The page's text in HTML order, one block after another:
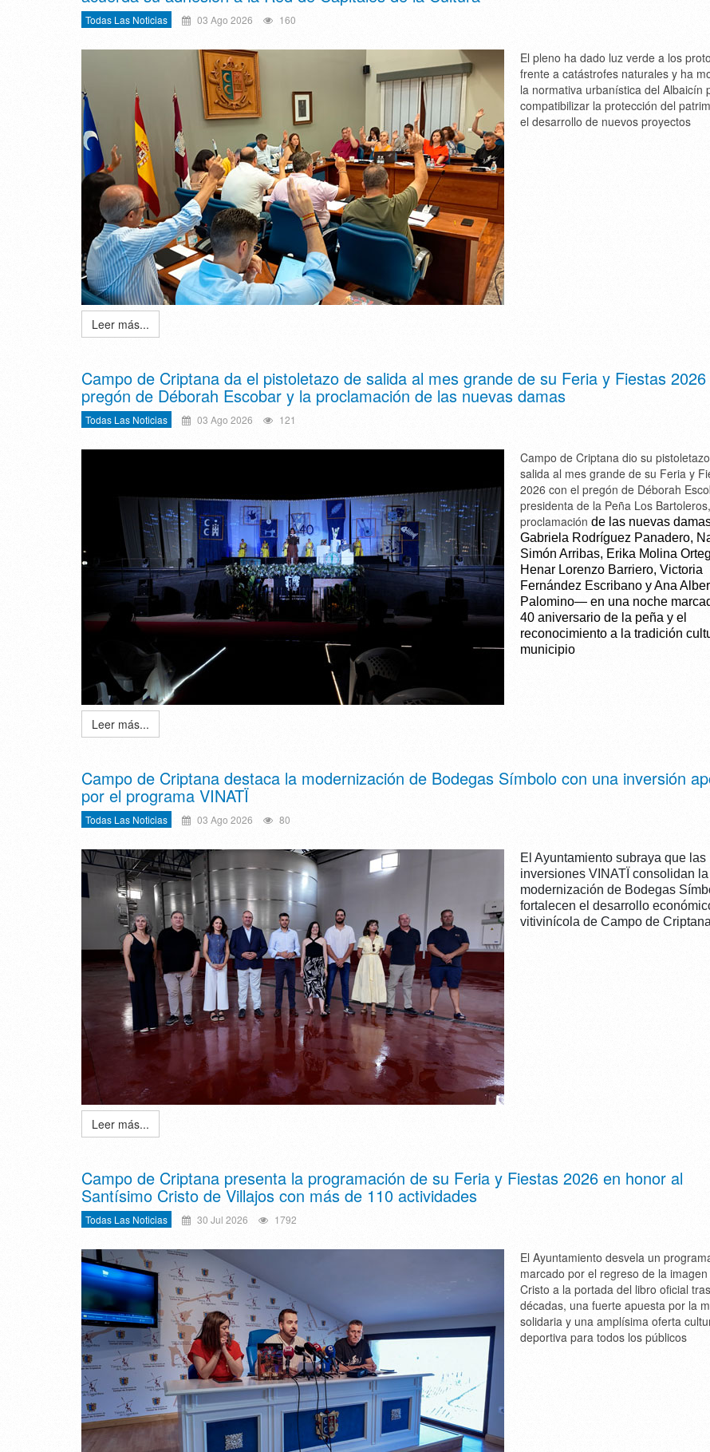
Todas Las Noticias 03 Ago 2026 160
El pleno ha dado luz verde a los
frente a catástrofes naturales y ha
la normativa urbanística del Albaicín
compatibilizar la protección del
el desarrollo de nuevos proyectos
Leer más...
Campo de Criptana da el pistoletazo de salida al mes grande de su Feria y Fiestas
pregón de Déborah Escobar y la proclamación de las nuevas damas
Todas Las Noticias 03 Ago 2026 121
Campo de Criptana dio su
salida al mes grande de su Feria y
2026 con el pregón de Déborah
presidenta de la Peña Los
proclamación de las nuevas
Gabriela Rodríguez Panadero,
Simón Arribas, Erika Molina
Henar Lorenzo Barriero, Victoria
Fernández Escribano y Ana
Palomino— en una noche
40 aniversario de la peña y el
reconocimiento a la tradición
municipio
Leer más...
Campo de Criptana destaca la modernización de Bodegas Símbolo con una inversión
por el programa VINATÏ
Todas Las Noticias 03 Ago 2026 80
El Ayuntamiento subraya que las
inversiones VINATÏ consolidan la
modernización de Bodegas
fortalecen el desarrollo
vitivinícola de Campo de Criptana
Leer más...
Campo de Criptana presenta la programación de su Feria y Fiestas 2026 en honor al
Santísimo Cristo de Villajos con más de 110 actividades
Todas Las Noticias 30 Jul 2026 1792
El Ayuntamiento desvela un
marcado por el regreso de la
Cristo a la portada del libro oficial tras
décadas, una fuerte apuesta por la
solidaria y una amplísima oferta
deportiva para todos los públicos